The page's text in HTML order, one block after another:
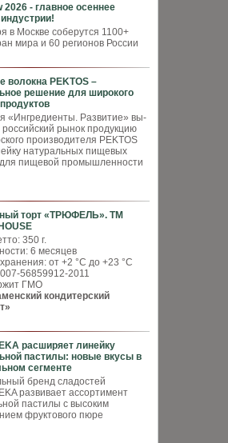
2026 - главное осеннее
в Москве соберутся 1100+
мира и 60 регионов России
волокна PEKTOS –
решение для широкого
«Ингредиенты. Развитие» вы­
российский рынок продукцию
производителя PEKTOS
натуральных пищевых
пи­щевой промышленности
торт «ТРЮФЕЛЬ». ТМ
350 г.
6 месяцев
от +2 °С до +23 °С
56859912-2011
ГМО
кондитерский
расширяет линейку
пастилы: новые вкусы в
сегменте
бренд сладостей
развивает ассортимент
пастилы с высоким
фруктового пюре